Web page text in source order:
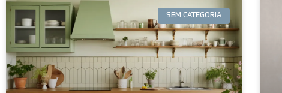
SEM CATEGORIA